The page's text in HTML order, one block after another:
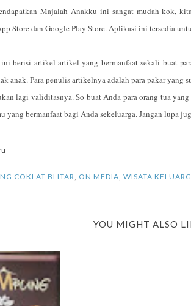
Majalah Anakku ini sangat mudah kok,
Store dan Google Play Store. Aplikasi ini tersedia
berisi artikel-artikel yang bermanfaat sekali buat
anak. Para penulis artikelnya adalah para pakar
lagi validitasnya. So buat Anda para orang tua
yang bermanfaat bagi Anda sekeluarga. Jangan lupa
COKLAT BLITAR, ON MEDIA, WISATA
YOU MIGHT ALSO